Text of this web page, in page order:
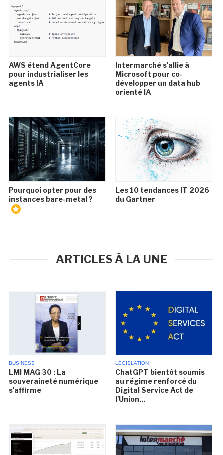
AWS étend AgentCore
pour industrialiser les
agents IA
Intermarché s'allie à
Microsoft pour co-
développer un data hub
orienté IA
Pourquoi opter pour des
instances bare-metal ?
Les 10 tendances IT 2026
du Gartner
ARTICLES À LA UNE
BUSINESS
LMI MAG 30 : La
souveraineté numérique
s'affirme
LÉGISLATION
ChatGPT bientôt soumis
au régime renforcé du
Digital Service Act de
l'Union...